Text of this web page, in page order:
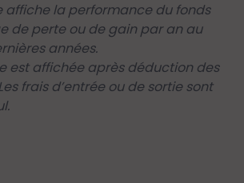
affiche la performance du fonds
de perte ou de gain par an au
années.
est affichée après déduction des
frais d’entrée ou de sortie sont